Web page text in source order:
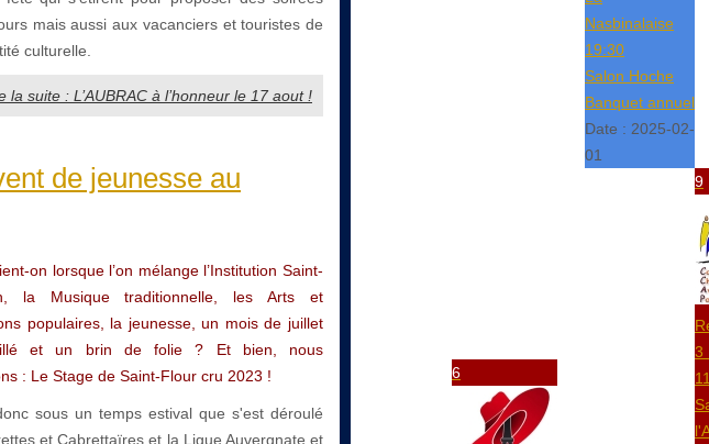
mais aussi aux vacanciers et touristes de
culturelle.
la suite : L’AUBRAC à l’honneur le 17 aout !
de jeunesse au
on lorsque l’on mélange l’Institution Saint-
la Musique traditionnelle, les Arts et
populaires, la jeunesse, un mois de juillet
et un brin de folie ? Et bien, nous
: Le Stage de Saint-Flour cru 2023 !
sous un temps estival que s'est déroulé
et Cabrettaïres et la Ligue Auvergnate et
Nasbinalaise
19:30
Salon Hoche
Banquet annuel
Date : 2025-02-
01
6
9
3